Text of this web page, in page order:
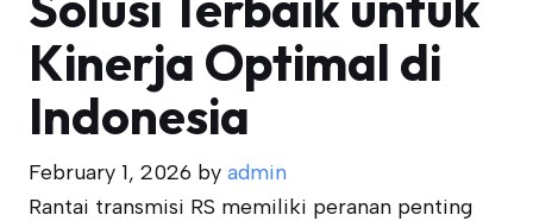
Kinerja Optimal di
Indonesia
February 1, 2026 by admin
Rantai transmisi RS memiliki peranan penting